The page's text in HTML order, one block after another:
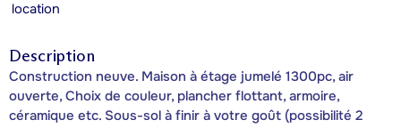
location
Description
Construction neuve. Maison à étage jumelé 1300pc, air
ouverte, Choix de couleur, plancher flottant, armoire,
céramique etc. Sous-sol à finir à votre goût (possibilité 2